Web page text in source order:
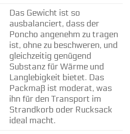
Das Gewicht ist so
ausbalanciert, dass der
Poncho angenehm zu tragen
ist, ohne zu beschweren, und
gleichzeitig genügend
Substanz für Wärme und
Langlebigkeit bietet. Das
Packmaß ist moderat, was
ihn für den Transport im
Strandkorb oder Rucksack
ideal macht.